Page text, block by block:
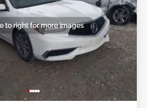
to right for more images